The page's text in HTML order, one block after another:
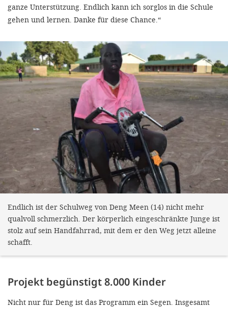
ganze Unterstützung. Endlich kann ich sorglos in die Schule
gehen und lernen. Danke für diese Chance.“
Endlich ist der Schulweg von Deng Meen (14) nicht mehr
qualvoll schmerzlich. Der körperlich eingeschränkte Junge ist
stolz auf sein Handfahrrad, mit dem er den Weg jetzt alleine
schafft.
Projekt begünstigt 8.000 Kinder
Nicht nur für Deng ist das Programm ein Segen. Insgesamt